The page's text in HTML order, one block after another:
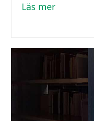
Läs mer